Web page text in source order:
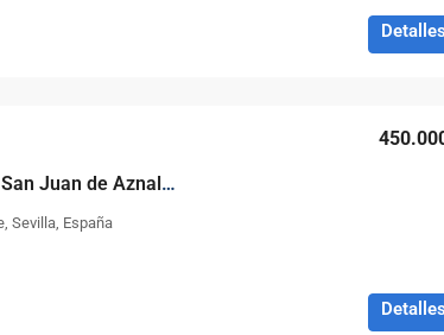
Detalles
Magnifico local comercial en San Juan de Aznalfarache, Barrio Alto!!!
Sevilla, España
Detalles